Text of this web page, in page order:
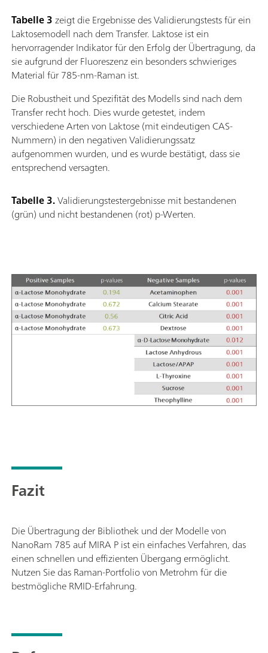
Tabelle 3zeigt die Ergebnisse des Validierungstests für ein
Laktosemodell nach dem Transfer. Laktose ist ein
hervorragender Indikator für den Erfolg der Übertragung, da
sie aufgrund der Fluoreszenz ein besonders schwieriges
Material für 785-nm-Raman ist.
Die Robustheit und Spezifität des Modells sind nach dem
Transfer recht hoch. Dies wurde getestet, indem
verschiedene Arten von Laktose (mit eindeutigen CAS-
Nummern) in den negativen Validierungssatz
aufgenommen wurden, und es wurde bestätigt, dass sie
entsprechend versagten.
Tabelle 3.Validierungstestergebnisse mit bestandenen
(grün) und nicht bestandenen (rot) p-Werten.
Fazit
Die Übertragung der Bibliothek und der Modelle von
NanoRam 785 auf MIRA P ist ein einfaches Verfahren, das
einen schnellen und effizienten Übergang ermöglicht.
Nutzen Sie das Raman-Portfolio von Metrohm für die
bestmögliche RMID-Erfahrung.